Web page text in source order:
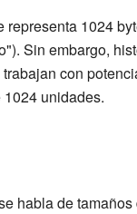
1024
Sin embargo,
con
unidades.
habla de